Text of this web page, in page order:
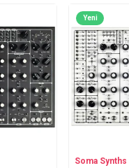
Yeni
Soma Synths